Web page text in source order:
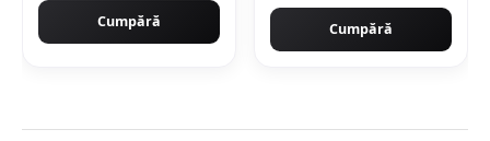
Cumpără
XPERT ORIGINAL
Protools CMP1612
Cumpără